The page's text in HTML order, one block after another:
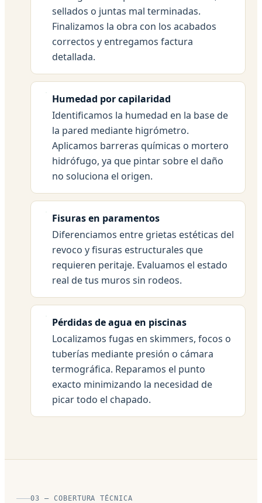
sellados o juntas mal terminadas.
Finalizamos la obra con los acabados
correctos y entregamos factura
detallada.
Humedad por capilaridad
Identificamos la humedad en la base de
la pared mediante higrómetro.
Aplicamos barreras químicas o mortero
hidrófugo, ya que pintar sobre el daño
no soluciona el origen.
Fisuras en paramentos
Diferenciamos entre grietas estéticas del
revoco y fisuras estructurales que
requieren peritaje. Evaluamos el estado
real de tus muros sin rodeos.
Pérdidas de agua en piscinas
Localizamos fugas en skimmers, focos o
tuberías mediante presión o cámara
termográfica. Reparamos el punto
exacto minimizando la necesidad de
picar todo el chapado.
03 — COBERTURA TÉCNICA